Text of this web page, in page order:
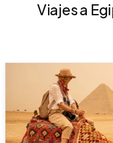
Viajes a